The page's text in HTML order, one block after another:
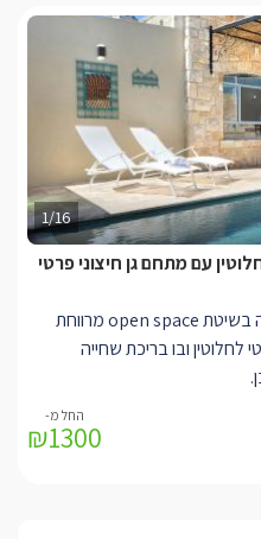
לזוג מול הנוף, תאורה צבעונית,
1/16
עם מתחם גן חיצוני פרטי
סוויטת מיגוס היוקרתית והפרטית בנויה בשיטת open space מרווחת
ובו בריכת שחייה
עדינה ויפה בצבע לבן עטופה
₪1300